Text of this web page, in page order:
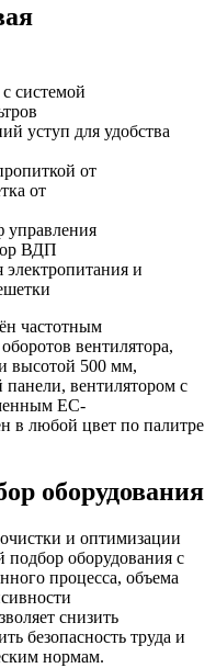
системой
уступ для удобства
от
от
управления
ВДП
и
частотным
вентилятора,
высотой 500 мм,
вентилятором с
EC-
в любой цвет по палитре
оборудования
и оптимизации
подбор оборудования с
процесса, объема
снизить
безопасность труда и
нормам.